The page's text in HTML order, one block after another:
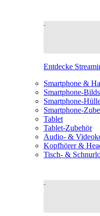
Entdecke
Smartphone &
Smartphone-
Smartphone-
Smartphone-
Tablet
Tablet-Zubehör
Audio- &
Kopfhörer &
Tisch- &